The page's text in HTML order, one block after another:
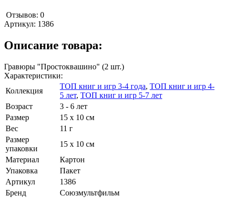
Отзывов: 0
Артикул: 1386
Описание товара:
Гравюры "Простоквашино" (2 шт.)
Характеристики:
Коллекция
ТОП книг и игр 3-4 года, ТОП книг и игр 4-
5 лет, ТОП книг и игр 5-7 лет
Возраст
3 - 6 лет
Размер
15 х 10 см
Вес
11 г
Размер
упаковки
15 х 10 см
Материал
Картон
Упаковка
Пакет
Артикул
1386
Бренд
Союзмультфильм